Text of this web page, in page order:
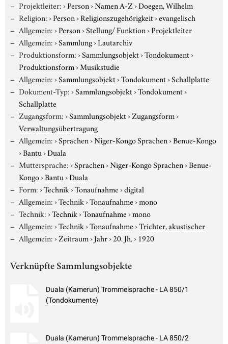
Projektleiter:›Person›Namen A-Z›Doegen, Wilhelm
Religion:›Person›Religionszugehörigkeit›evangelisch
Allgemein:›Person›Stellung/ Funktion›Projektleiter
Allgemein:›Sammlung›Lautarchiv
Produktionsform:›Sammlungsobjekt›Tondokument›
Produktionsform›Musikstudie
Allgemein:›Sammlungsobjekt›Tondokument›Schallplatte
Dokument-Typ:›Sammlungsobjekt›Tondokument›
Schallplatte
Zugangsform:›Sammlungsobjekt›Zugangsform›
Verwaltungsübertragung
Allgemein:›Sprachen›Niger-Kongo Sprachen›Benue-Kongo
›Bantu›Duala
Muttersprache:›Sprachen›Niger-Kongo Sprachen›Benue-
Kongo›Bantu›Duala
Form:›Technik›Tonaufnahme›digital
Allgemein:›Technik›Tonaufnahme›mono
Technik:›Technik›Tonaufnahme›mono
Allgemein:›Technik›Tonaufnahme›Trichter, akustischer
Allgemein:›Zeitraum›Jahr›20. Jh.› 1920
Verknüpfte Sammlungsobjekte
Duala (Kamerun) Trommelsprache - LA 850/1
(Tondokumente)
Duala (Kamerun) Trommelsprache - LA 850/2